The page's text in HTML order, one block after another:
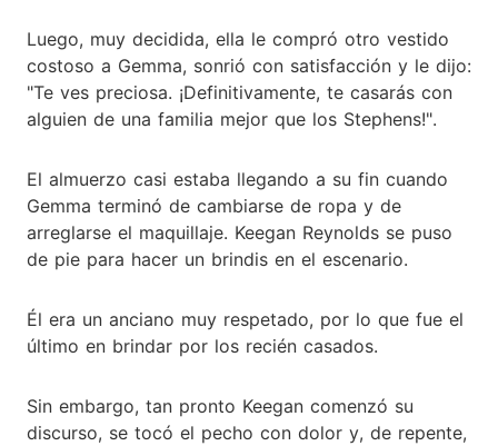
Luego, muy decidida, ella le compró otro vestido
costoso a Gemma, sonrió con satisfacción y le dijo:
"Te ves preciosa. ¡Definitivamente, te casarás con
alguien de una familia mejor que los Stephens!".
El almuerzo casi estaba llegando a su fin cuando
Gemma terminó de cambiarse de ropa y de
arreglarse el maquillaje. Keegan Reynolds se puso
de pie para hacer un brindis en el escenario.
Él era un anciano muy respetado, por lo que fue el
último en brindar por los recién casados.
Sin embargo, tan pronto Keegan comenzó su
discurso, se tocó el pecho con dolor y, de repente,